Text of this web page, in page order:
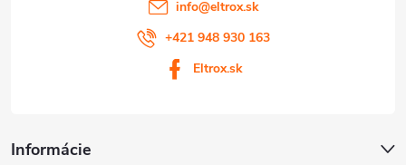
info@eltrox.sk
+421 948 930 163
Eltrox.sk
Informácie